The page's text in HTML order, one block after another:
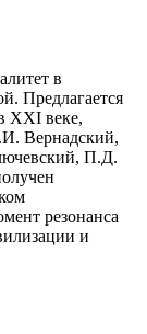
в
Предлагается
XXI веке,
Вернадский,
П.Д.
резонанса
и